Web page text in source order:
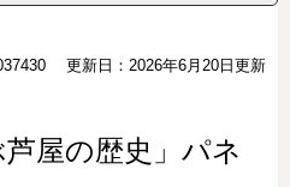
更新日：2026年6月20日更新
芦屋の歴史」パネ